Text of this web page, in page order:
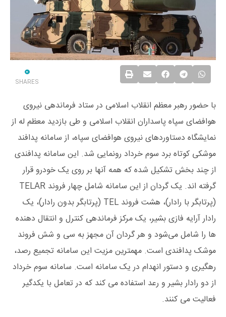
0
SHARES
با حضور رهبر معظم انقلاب اسلامی در ستاد فرماندهی نیروی
هوافضای سپاه پاسداران انقلاب اسلامی و طی بازدید معظم له از
نمایشگاه دستاوردهای نیروی هوافضای سپاه، از سامانه پدافند
موشکی کوتاه برد سوم خرداد رونمایی شد. این سامانه پدافندی
از چند بخش تشکیل شده که همه آنها بر روی یک خودرو قرار
گرفته اند. یک گردان از این سامانه شامل چهار فروند TELAR
(پرتابگر با رادار)، هشت فروند TEL (پرتابگر بدون رادار)، یک
رادار آرایه فازی بشیر، یک مرکز فرماندهی کنترل و انتقال ‌دهنده
‌ها را شامل می‌شود و هر گردان آن مجهز به سی و شش فروند
موشک پدافندی است. مهمترین مزیت این سامانه تجمیع رصد،
رهگیری و دستور انهدام در یک سامانه است. سامانه سوم خرداد
از دو رادار بشیر و رعد استفاده می کند که در تعامل با یکدگیر
فعالیت می ‌کنند.